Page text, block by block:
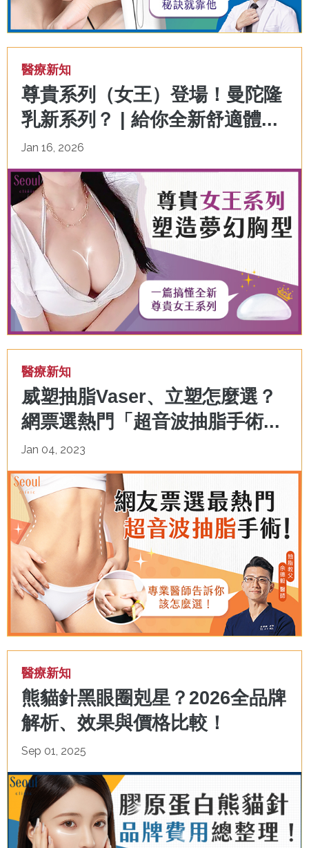
醫療新知
尊貴系列（女王）登場！曼陀隆
乳新系列？ | 給你全新舒適體...
Jan 16, 2026
醫療新知
威塑抽脂Vaser、立塑怎麼選？
網票選熱門「超音波抽脂手術...
Jan 04, 2023
醫療新知
熊貓針黑眼圈剋星？2026全品牌
解析、效果與價格比較！
Sep 01, 2025